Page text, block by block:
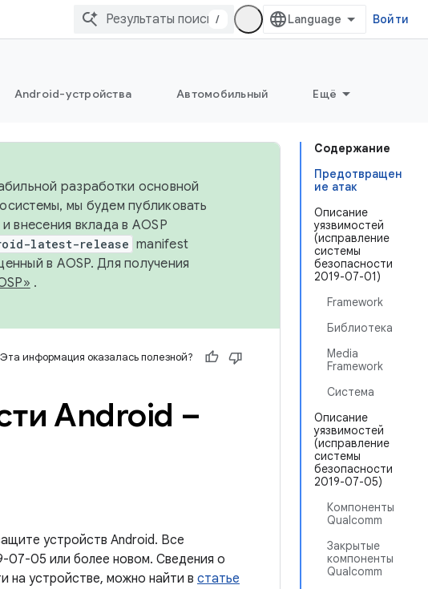
/ Войти
Android-устройства Автомобильный Ещё
Содержание
Предотвращен
ие атак
Описание
уязвимостей
(исправление
системы
безопасности
2019-07-01)
Framework
Библиотека
Media
Framework
Система
Описание
уязвимостей
(исправление
системы
безопасности
2019-07-05)
Компоненты
Qualcomm
Закрытые
компоненты
Qualcomm
разработки основной
мы будем публиковать
внесения вклада в AOSP
latest-release manifest
в AOSP. Для получения
.
Эта информация оказалась полезной?
Android –
устройств Android. Все
07-05 или более новом. Сведения о
на устройстве, можно найти в статье